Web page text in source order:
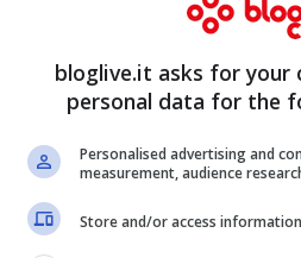
anche un altro drink
perché il solo
l’uomo insiste: infila il
la creatura ad
bloglive.it asks for your
personal data for the
Personalised advertising and
measurement, audience
Store and/or access